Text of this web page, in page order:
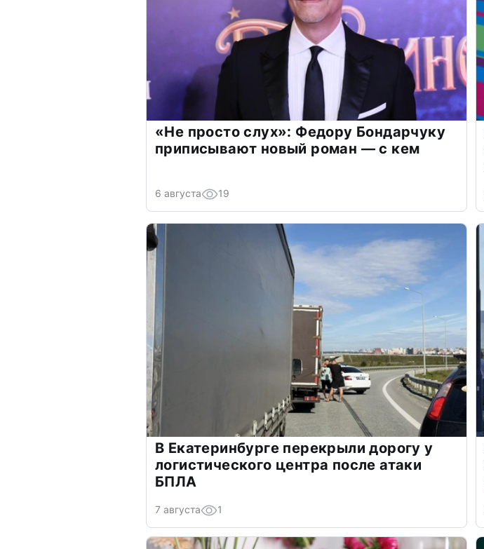
«Не просто слух»: Федору Бондарчуку
приписывают новый роман — с кем
6 августа 19
В Екатеринбурге перекрыли дорогу у
логистического центра после атаки
БПЛА
7 августа 1